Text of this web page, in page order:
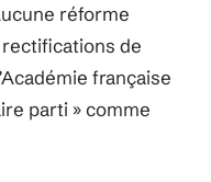
réforme
de
française
parti » comme